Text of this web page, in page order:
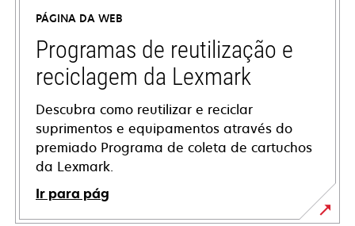
nova
guia
PÁGINA DA WEB
Programas de reutilização e
reciclagem da Lexmark
Descubra como reutilizar e reciclar
suprimentos e equipamentos através do
premiado Programa de coleta de cartuchos
da Lexmark.
Ir para pág